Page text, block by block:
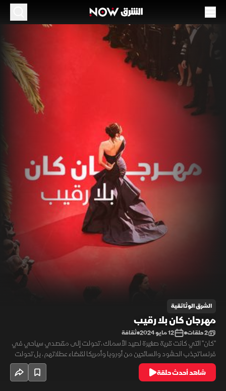
مهرجان كان بلا رقيب
الشرق الوثائقية
مهرجان كان بلا رقيب
2 حلقات 12 مايو 2024 ثقافة
"كان" التي كانت قرية صغيرة لصيد الأسماك، تحولت إلى مقصدي سياحي في
فرنسا تجذب الحشود والسائحين من أوروبا وأمريكا لقضاء عطلاتهم، بل تحولت
إلى مدينة رهيبة بها أرقى أشكال الفن، وأهمها مهرجان كان الذي يعد أعظم
مهرجان سينمائي في العالم.
شاهد أحدث حلقة